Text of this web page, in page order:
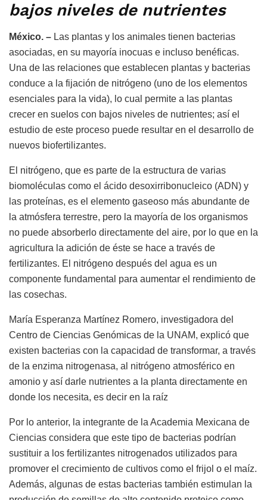
bajos niveles de nutrientes
México. – Las plantas y los animales tienen bacterias
asociadas, en su mayoría inocuas e incluso benéficas.
Una de las relaciones que establecen plantas y bacterias
conduce a la fijación de nitrógeno (uno de los elementos
esenciales para la vida), lo cual permite a las plantas
crecer en suelos con bajos niveles de nutrientes; así el
estudio de este proceso puede resultar en el desarrollo de
nuevos biofertilizantes.
El nitrógeno, que es parte de la estructura de varias
biomoléculas como el ácido desoxirribonucleico (ADN) y
las proteínas, es el elemento gaseoso más abundante de
la atmósfera terrestre, pero la mayoría de los organismos
no puede absorberlo directamente del aire, por lo que en la
agricultura la adición de éste se hace a través de
fertilizantes. El nitrógeno después del agua es un
componente fundamental para aumentar el rendimiento de
las cosechas.
María Esperanza Martínez Romero, investigadora del
Centro de Ciencias Genómicas de la UNAM, explicó que
existen bacterias con la capacidad de transformar, a través
de la enzima nitrogenasa, al nitrógeno atmosférico en
amonio y así darle nutrientes a la planta directamente en
donde los necesita, es decir en la raíz
Por lo anterior, la integrante de la Academia Mexicana de
Ciencias considera que este tipo de bacterias podrían
sustituir a los fertilizantes nitrogenados utilizados para
promover el crecimiento de cultivos como el frijol o el maíz.
Además, algunas de estas bacterias también estimulan la